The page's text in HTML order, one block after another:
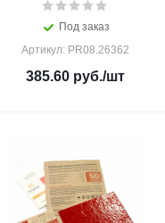
Под заказ
Артикул: PR08.26362
385.60 руб./шт